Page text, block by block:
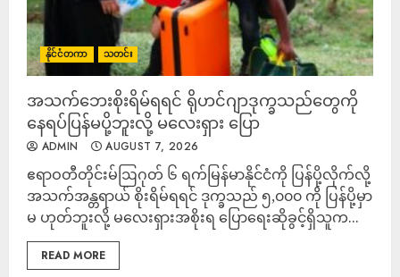
နိုင်ငံတကာ သတင်း
အသက်ဘေးစိုးရိမ်ရရင် ရိုဟင်ဂျာဒုက္ခသည်တွေကို
နေရပ်ပြန်မပို့ဘူးလို့ မလေးရှား ပြော
ADMIN AUGUST 7, 2026
ဧရာဝတီတိုင်းမ်ဩဂုတ် ၆ ရက်မြန်မာနိုင်ငံကို ပြန်ပို့လိုက်လို့
အသက်အန္တရာယ် စိုးရိမ်ရရင် ဒုက္ခသည် ၅,၀၀၀ ကို ပြန်ပို့မှာ
မ ဟုတ်ဘူးလို့ မလေးရှားအစိုးရ ပြောရေးဆိုခွင့်ရှိသူက...
READ MORE